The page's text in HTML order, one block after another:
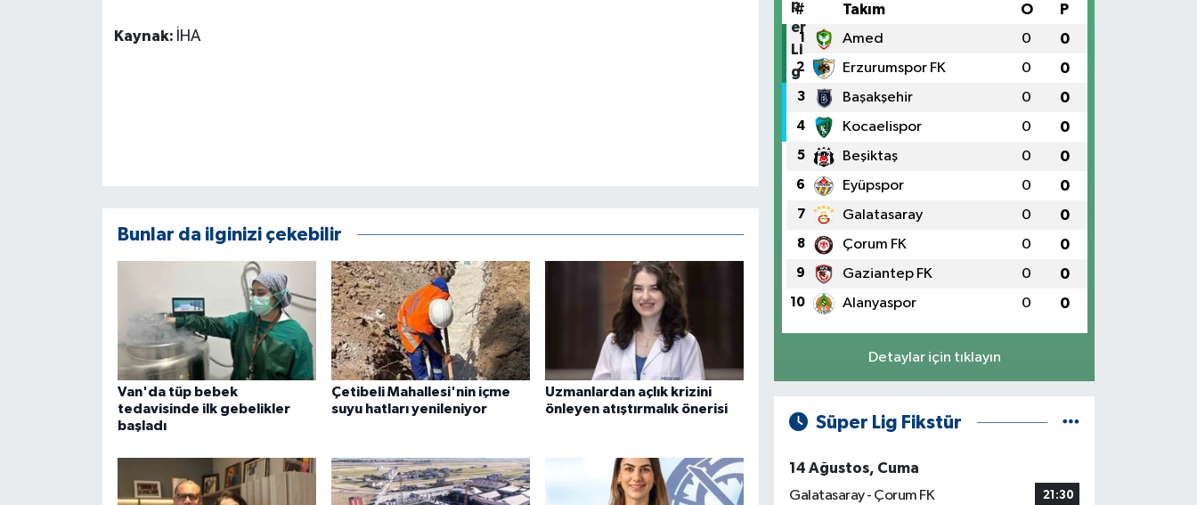
Kaynak: İHA
Bunlar da ilginizi çekebilir
Van'da tüp bebek
tedavisinde ilk gebelikler
başladı
Çetibeli Mahallesi'nin içme
suyu hatları yenileniyor
Uzmanlardan açlık krizini
önleyen atıştırmalık önerisi
# Takım O P
1 Amed 0 0
2 Erzurumspor FK 0 0
3 Başakşehir 0 0
4 Kocaelispor 0 0
5 Beşiktaş 0 0
6 Eyüpspor 0 0
7 Galatasaray 0 0
8 Çorum FK 0 0
9 Gaziantep FK 0 0
10 Alanyaspor 0 0
Detaylar için tıklayın
Süper Lig Fikstür
14 Ağustos, Cuma
Galatasaray - Çorum FK
21:30
Yerel Haberler